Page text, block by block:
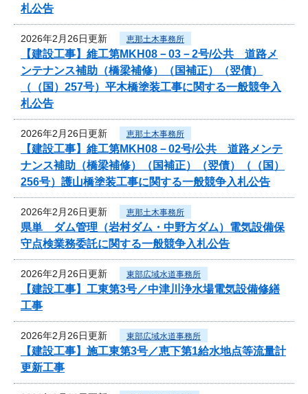
札公告
2026年2月26日更新 恵那土木事務所
【建設工事】維工第MKH08－03－2号/公共 道路メ
ンテナンス補助（橋梁補修）（国補正）（翌債）
（（国）257号）平木橋塗装工事に関する一般競争入
札公告
2026年2月26日更新 恵那土木事務所
【建設工事】維工第MKH08－02号/公共 道路メンテ
ナンス補助（橋梁補修）（国補正）（翌債）（（国）
256号）護山橋塗装工事に関する一般競争入札公告
2026年2月26日更新 恵那土木事務所
県単 ダム管理（岩村ダム・中野方ダム）電気設備保
守点検業務委託に関する一般競争入札公告
2026年2月26日更新 東部広域水道事務所
【建設工事】工東第3号／中津川浄水場電気設備修繕
工事
2026年2月26日更新 東部広域水道事務所
【建設工事】施工東第3号／恵下第1給水地点等流量計
更新工事